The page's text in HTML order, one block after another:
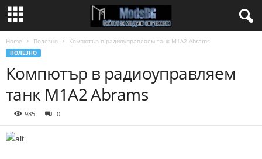
Home Полезно Компютър в радиоуправляем танк M1A2 Abrams
ПОЛЕЗНО
Компютър в радиоуправляем
танк M1A2 Abrams
985 0